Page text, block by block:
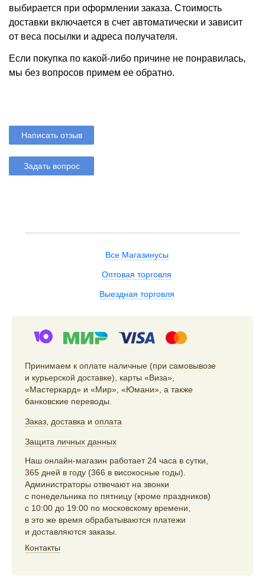
выбирается при оформлении заказа. Стоимость
доставки включается в счет автоматически и зависит
от веса посылки и адреса получателя.
Если покупка по какой-либо причине не понравилась,
мы без вопросов примем ее обратно.
Написать отзыв
Задать вопрос
Все Магазинусы
Оптовая торговля
Выездная торговля
Принимаем к оплате наличные (при самовывозе
и курьерской доставке), карты «Виза»,
«Мастеркард» и «Мир», «Юмани», а также
банковские переводы.
Заказ доставка и оплата
Защита личных данных
Наш онлайн-магазин работает 24 часа в сутки,
365 дней в году (366 в високосные годы).
Администраторы отвечают на звонки
с понедельника по пятницу (кроме праздников)
с 10:00 до 19:00 по московскому времени,
в это же время обрабатываются платежи
и доставляются заказы.
Контакты